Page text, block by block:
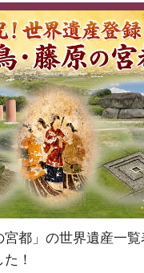
宮都」の世界遺産一
！